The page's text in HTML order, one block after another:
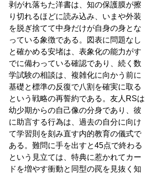
剥がれ落ちた洋書は、知の保護膜が擦
り切れるほどに読み込み、いまや外装
を脱ぎ捨てて中身だけが自身の身とな
っている象徴である。図表に問題なし
と確かめる安堵は、表象化の能力がす
でに備わっている確認であり、続く数
学試験の相談は、複雑化に向かう前に
基礎と標準の反復で八割を確実に取る
という戦略の再誓約である。友人RSは
幼少期からの自己像の分身であり、彼
に助言する行為は、過去の自分に向け
て学習則を刻み直す内的教育の儀式で
ある。難問に手を出すと45点で終わる
という見立ては、特典に惹かれてカー
ドを増やす衝動と同型の罠を見抜く知